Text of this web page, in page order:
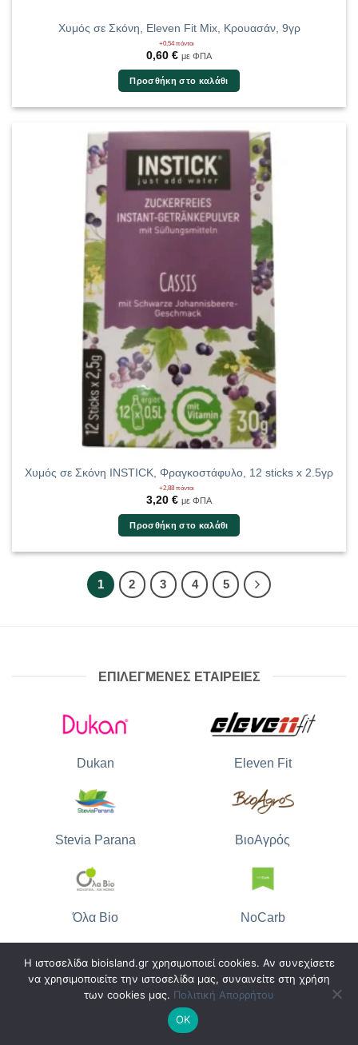
Χυμός σε Σκόνη, Eleven Fit Mix, Κρουασάν, 9γρ
+0,54 πόντοι
0,60 € με ΦΠΑ
Προσθήκη στο καλάθι
Χυμός σε Σκόνη INSTICK, Φραγκοστάφυλο, 12 sticks x 2.5γρ
+2,88 πόντοι
3,20 € με ΦΠΑ
Προσθήκη στο καλάθι
1 2 3 4 5
ΕΠΙΛΕΓΜΕΝΕΣ ΕΤΑΙΡΕΙΕΣ
Dukan Eleven Fit
Stevia Parana ΒιοΑγρός
Όλα Bio NoCarb
FeelingOk The Bee Bros
Η ιστοσελίδα bioisland.gr χρησιμοποιεί cookies. Αν συνεχίσετε
να χρησιμοποιείτε την ιστοσελίδα μας, συναινείτε στη χρήση
των cookies μας. Πολιτική Απορρήτου
ΟΚ